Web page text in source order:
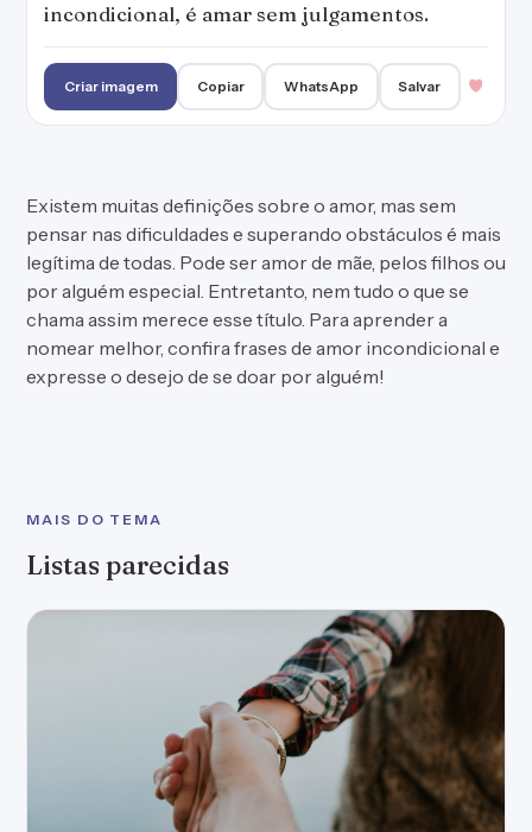
incondicional, é amar sem julgamentos.
Criar imagem Copiar WhatsApp Salvar
Existem muitas definições sobre o amor, mas sem
pensar nas dificuldades e superando obstáculos é mais
legítima de todas. Pode ser amor de mãe, pelos filhos ou
por alguém especial. Entretanto, nem tudo o que se
chama assim merece esse título. Para aprender a
nomear melhor, confirafrases de amor incondicional e
expresse o desejo de se doar por alguém!
MAIS DO TEMA
Listas parecidas